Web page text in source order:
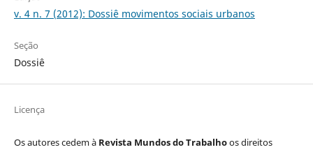
v. 4 n. 7 (2012): Dossiê movimentos sociais urbanos
Seção
Dossiê
Licença
Os autores cedem à Revista Mundos do Trabalhoos direitos